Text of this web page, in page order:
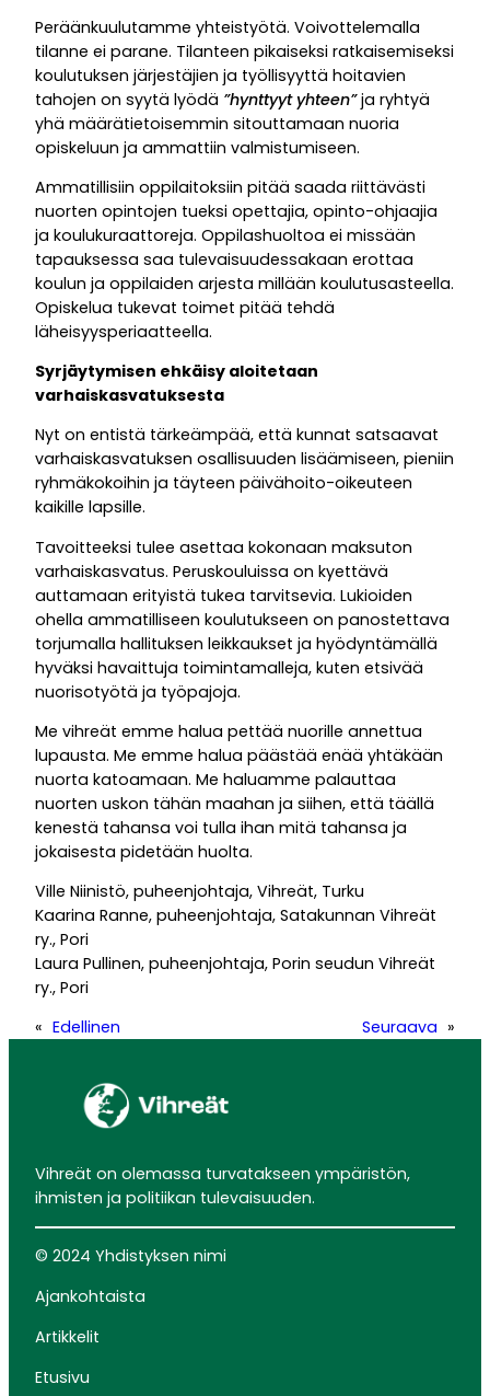
Peräänkuulutamme yhteistyötä. Voivottelemalla
tilanne ei parane. Tilanteen pikaiseksi ratkaisemiseksi
koulutuksen järjestäjien ja työllisyyttä hoitavien
tahojen on syytä lyödä ”hynttyyt yhteen”ja ryhtyä
yhä määrätietoisemmin sitouttamaan nuoria
opiskeluun ja ammattiin valmistumiseen.
Ammatillisiin oppilaitoksiin pitää saada riittävästi
nuorten opintojen tueksi opettajia, opinto-ohjaajia
ja koulukuraattoreja. Oppilashuoltoa ei missään
tapauksessa saa tulevaisuudessakaan erottaa
koulun ja oppilaiden arjesta millään koulutusasteella.
Opiskelua tukevat toimet pitää tehdä
läheisyysperiaatteella.
Syrjäytymisen ehkäisy aloitetaan
varhaiskasvatuksesta
Nyt on entistä tärkeämpää, että kunnat satsaavat
varhaiskasvatuksen osallisuuden lisäämiseen, pieniin
ryhmäkokoihin ja täyteen päivähoito-oikeuteen
kaikille lapsille.
Tavoitteeksi tulee asettaa kokonaan maksuton
varhaiskasvatus. Peruskouluissa on kyettävä
auttamaan erityistä tukea tarvitsevia. Lukioiden
ohella ammatilliseen koulutukseen on panostettava
torjumalla hallituksen leikkaukset ja hyödyntämällä
hyväksi havaittuja toimintamalleja, kuten etsivää
nuorisotyötä ja työpajoja.
Me vihreät emme halua pettää nuorille annettua
lupausta. Me emme halua päästää enää yhtäkään
nuorta katoamaan. Me haluamme palauttaa
nuorten uskon tähän maahan ja siihen, että täällä
kenestä tahansa voi tulla ihan mitä tahansa ja
jokaisesta pidetään huolta.
Ville Niinistö, puheenjohtaja, Vihreät, Turku
Kaarina Ranne, puheenjohtaja, Satakunnan Vihreät
ry., Pori
Laura Pullinen, puheenjohtaja, Porin seudun Vihreät
ry., Pori
« Edellinen Seuraava »
Vihreät on olemassa turvatakseen ympäristön,
ihmisten ja politiikan tulevaisuuden.
© 2024 Yhdistyksen nimi
Ajankohtaista
Artikkelit
Etusivu